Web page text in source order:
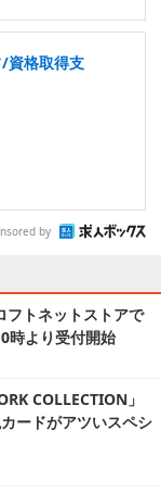
資格取得支
by
フトネットストアで
時より受付開始
COLLECTION」
ードがアツいスペシ